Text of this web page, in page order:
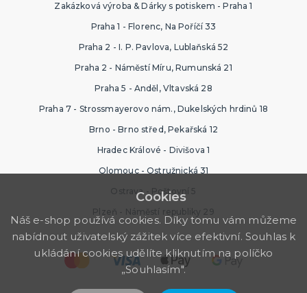
Zakázková výroba & Dárky s potiskem - Praha 1
Praha 1 - Florenc, Na Poříčí 33
Praha 2 - I. P. Pavlova, Lublaňská 52
Praha 2 - Náměstí Míru, Rumunská 21
Praha 5 - Anděl, Vltavská 28
Praha 7 - Strossmayerovo nám., Dukelských hrdinů 18
Brno - Brno střed, Pekařská 12
Hradec Králové - Divišova 1
Olomouc - Ostružnická 31
Ostrava - Poštovní 5
Plzeň - Náměstí republiky 29
Cookies
Náš e-shop používá cookies. Díky tomu vám můžeme
nabídnout uživatelský zážitek více efektivní. Souhlas k
ukládání cookies udělíte kliknutím na políčko
„Souhlasím".